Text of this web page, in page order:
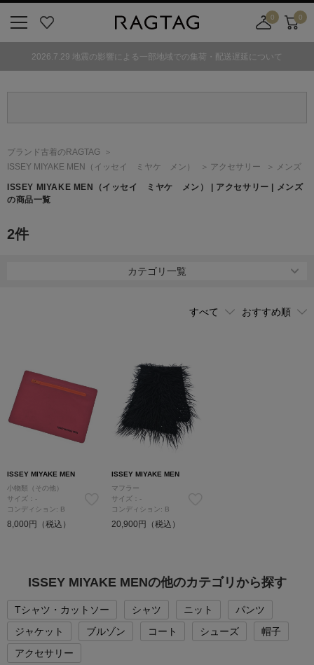
気
0
舗
カ
0
2026.7.29 地震の影響による一部地域での集荷・配送遅延について
ブランド古着のRAGTAG
ISSEY MIYAKE MEN
（イッセイ ミヤケ メン） アクセサリー メンズ
ISSEY MIYAKE MEN （イッセイ ミヤケ メン）
| アクセサリー | メンズ
の商品一覧
2件
カテゴリ一覧
ISSEY MIYAKE MEN
小物類（その他）
サイズ：-
コンディション: B
8,000円（税込）
ISSEY MIYAKE MEN
マフラー
サイズ：-
コンディション: B
20,900円（税込）
ISSEY MIYAKE MENの他のカテゴリから探す
Tシャツ・カットソー シャツ ニット
パンツ
ジャケット
ブルゾン コート シューズ
帽子
アクセサリー